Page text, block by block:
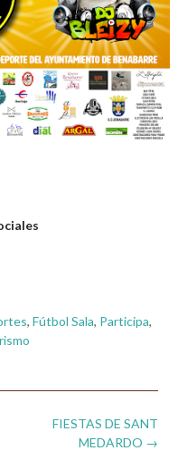
, Fútbol Sala, Participa,
FIESTAS DE SANT
MEDARDO →